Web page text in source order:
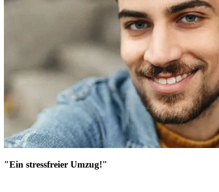
"Ein stressfreier Umzug!"